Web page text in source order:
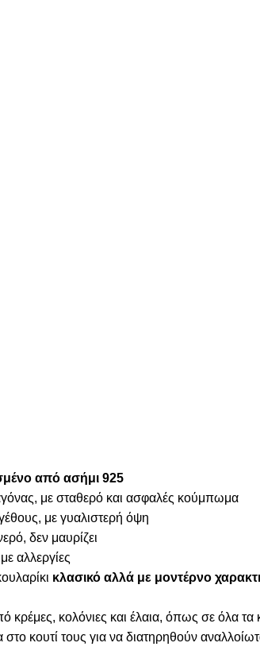
από ασήμι 925
με σταθερό και ασφαλές κούμπωμα
με γυαλιστερή όψη
δεν μαυρίζει
αλλεργίες
κλασικό αλλά με μοντέρνο
κρέμες, κολόνιες και έλαια, όπως σε όλα
κουτί τους για να διατηρηθούν